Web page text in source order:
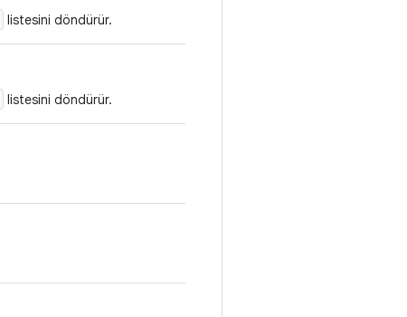
listesini döndürür.
listesini döndürür.